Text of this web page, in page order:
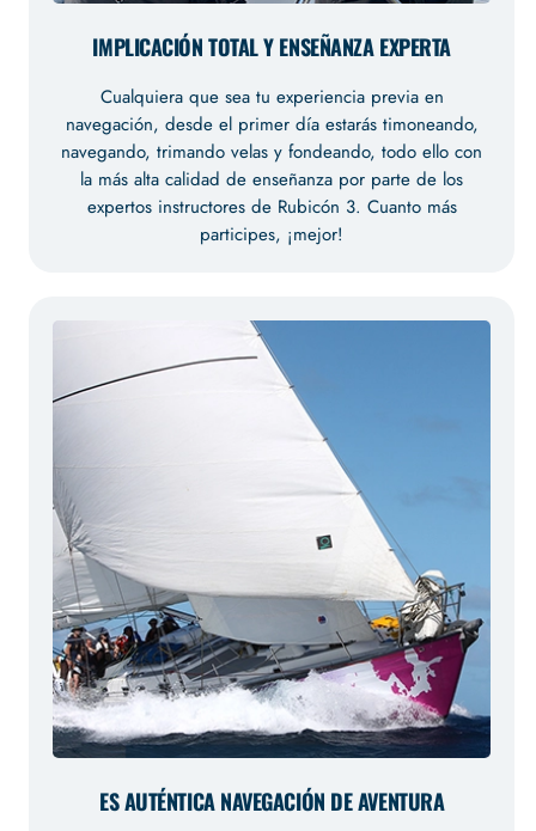
IMPLICACIÓN TOTAL Y ENSEÑANZA EXPERTA
Cualquiera que sea tu experiencia previa en
navegación, desde el primer día estarás timoneando,
navegando, trimando velas y fondeando, todo ello con
la más alta calidad de enseñanza por parte de los
expertos instructores de Rubicón 3. Cuanto más
participes, ¡mejor!
ES AUTÉNTICA NAVEGACIÓN DE AVENTURA